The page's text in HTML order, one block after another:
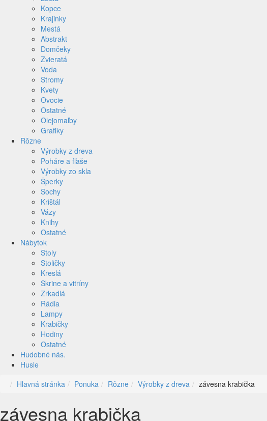
Kopce
Krajinky
Mestá
Abstrakt
Domčeky
Zvieratá
Voda
Stromy
Kvety
Ovocie
Ostatné
Olejomaľby
Grafiky
Rôzne
Výrobky z dreva
Poháre a fľaše
Výrobky zo skla
Šperky
Sochy
Krištál
Vázy
Knihy
Ostatné
Nábytok
Stoly
Stoličky
Kreslá
Skrine a vitríny
Zrkadlá
Rádia
Lampy
Krabičky
Hodiny
Ostatné
Hudobné nás.
Husle
Hlavná stránka
Ponuka Rôzne Výrobky z dreva závesna krabička
závesna krabička